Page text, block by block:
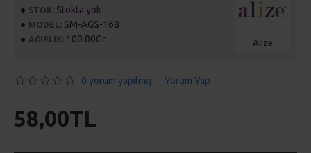
STOK: Stokta yok
MODEL: SM-AGS-168
AĞIRLIK: 100.00Gr. Alize
0 yorum yapılmış. - Yorum Yap
58,00TL